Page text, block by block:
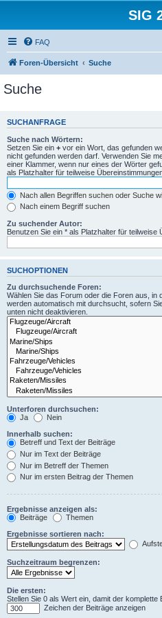
SIG
FAQ
Foren-Übersicht Suche
Suche
SUCHANFRAGE
Suche nach Wörtern:
Setzen Sie ein + vor ein Wort, das gefunden
nicht gefunden werden darf. Verwenden Sie
einer Klammer, wenn nur eines der Wörter
als Platzhalter für teilweise
Nach allen Begriffen suchen oder Suche
Nach einem Begriff suchen
Zu suchender Autor:
Benutzen Sie ein * als Platzhalter für teilweise
SUCHOPTIONEN
Zu durchsuchende Foren:
Wählen Sie das Forum oder die Foren aus, in
werden automatisch mit durchsucht, sofern
unten nicht deaktivieren.
Unterforen durchsuchen:
Ja
Nein
Innerhalb suchen:
Betreff und Text der Beiträge
Nur im Text der Beiträge
Nur im Betreff der Themen
Nur im ersten Beitrag der Themen
Ergebnisse anzeigen als:
Beiträge
Themen
Ergebnisse sortieren nach:
Suchzeitraum begrenzen:
Die ersten:
Stellen Sie 0 als Wert ein, damit der komplette
Zeichen der Beiträge anzeigen